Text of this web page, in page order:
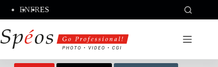
contenido
ENFRES